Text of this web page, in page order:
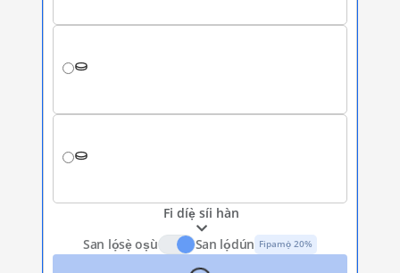
Fi díẹ̀ síi hàn
San lọ́sẹ̀ oṣù
San lọ́dún Fipamọ́ 20%